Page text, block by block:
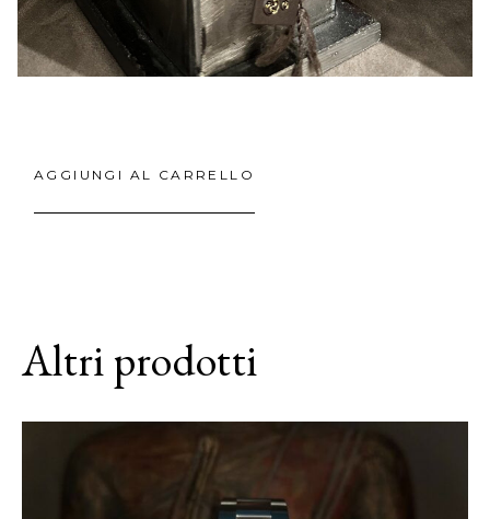
AGGIUNGI AL CARRELLO
Altri prodotti